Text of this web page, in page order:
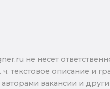
не несет
ч. текстовое описание и
вакансии и